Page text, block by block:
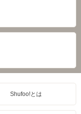
Shufoo!とは